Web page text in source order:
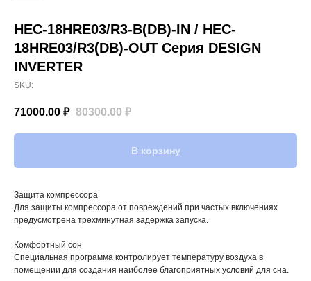
HEC-18HRE03/R3-B(DB)-IN / HEC-
18HRE03/R3(DB)-OUT Серия DESIGN
INVERTER
SKU:
71000.00 ₽ 80300.00 ₽
В корзину
Защита компрессора
Для защиты компрессора от повреждений при частых включениях
предусмотрена трехминутная задержка запуска.
Комфортный сон
Специальная программа контролирует температуру воздуха в
помещении для создания наиболее благоприятных условий для сна.